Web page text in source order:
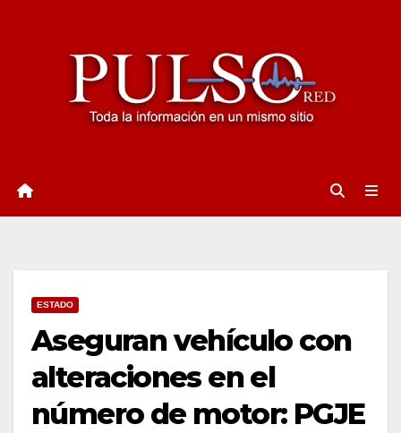
ESTADO
Aseguran vehículo con
alteraciones en el
número de motor: PGJE